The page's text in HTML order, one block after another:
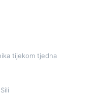
tijekom tjedna